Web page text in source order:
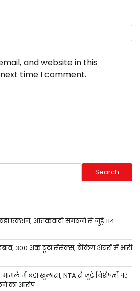
and website in this
time I comment.
Search
बड़ा एक्शन, आतंकवादी संगठनों से जुड़े 114
300 अंक टूटा सेंसेक्स; बैंकिंग शेयरों में भारी
में बड़ा खुलासा, NTA से जुड़े विशेषज्ञों पर
का आरोप